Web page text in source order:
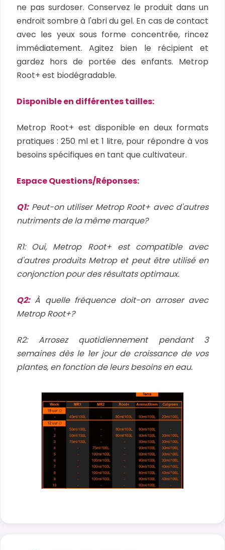
ne pas surdoser. Conservez le produit dans un
endroit sombre à l'abri du gel. En cas de contact
avec les yeux sous forme concentrée, rincez
immédiatement. Agitez bien le récipient et
gardez hors de portée des enfants. Metrop
Root+ est biodégradable.
Disponible en différentes tailles:
Metrop Root+ est disponible en deux formats
pratiques : 250 ml et 1 litre, pour répondre à vos
besoins spécifiques en tant que cultivateur.
Espace Questions/Réponses:
Q1:Peut-on utiliser Metrop Root+ avec d'autres
nutriments de la même marque?
R1: Oui, Metrop Root+ est compatible avec
d'autres produits Metrop et peut être utilisé en
conjonction pour des résultats optimaux.
Q2:À quelle fréquence doit-on arroser avec
Metrop Root+?
R2: Arrosez quotidiennement pendant 3
semaines dès le 1er jour de croissance de vos
plantes, en fonction de leurs besoins en eau.